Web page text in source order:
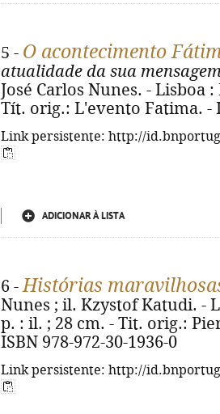
5 - O acontecimento
atualidade da sua
José Carlos Nunes. - Lisboa
Tít. orig.: L'evento Fatima. -
Link persistente: http://
ADICIONAR À LISTA
6 -Histórias
Nunes ; il. Kzystof Katudi. -
p. : il. ; 28 cm. - Tit. orig.:
ISBN 978-972-30-1936-0
Link persistente: http://